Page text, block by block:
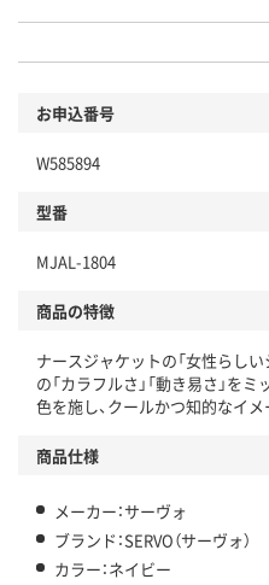
お申込番号
W585894
型番
MJAL-1804
商品の特徴
ナースジャケットの「女性らしい
の「カラフルさ」「動き易さ」を
色を施し、クールかつ知的なイメ
商品仕様
メーカー：サーヴォ
ブランド：SERVO（サーヴォ）
カラー：ネイビー